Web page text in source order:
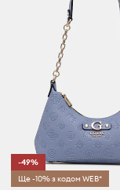
-49%
Ще -10% з кодом WEB*